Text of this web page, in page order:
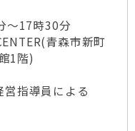
～17時30分
青森市新町
1階)
指導員による